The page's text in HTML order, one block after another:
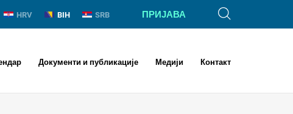
HRV BIH SRB ПРИЈАВА
Документи и публикације Медији Контакт